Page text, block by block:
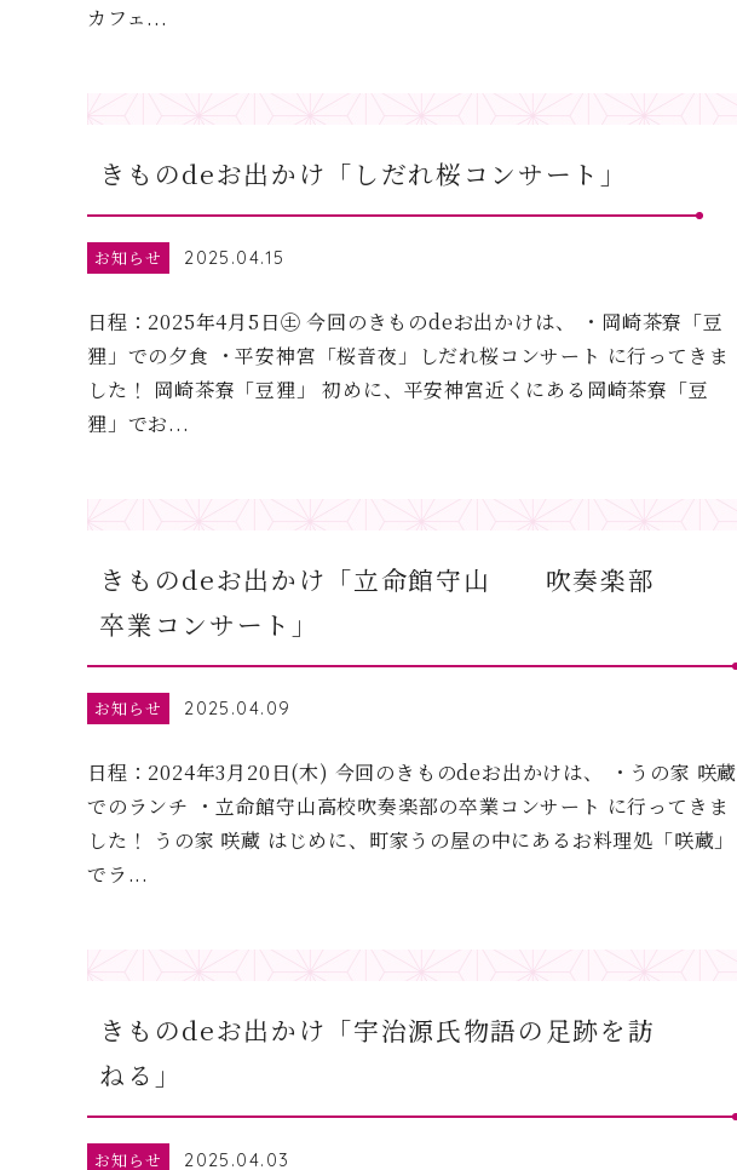
カフェ...
きものdeお出かけ「しだれ桜コンサート」
お知らせ 2025.04.15
日程：2025年4月5日㊏ 今回のきものdeお出かけは、 ・岡崎茶寮「豆
狸」での夕食 ・平安神宮「桜音夜」しだれ桜コンサート に行ってきま
した！ 岡崎茶寮「豆狸」 初めに、平安神宮近くにある岡崎茶寮「豆
狸」でお...
きものdeお出かけ「立命館守山 吹奏楽部
卒業コンサート」
お知らせ 2025.04.09
日程：2024年3月20日(木) 今回のきものdeお出かけは、 ・うの家 咲蔵
でのランチ ・立命館守山高校吹奏楽部の卒業コンサート に行ってきま
した！ うの家 咲蔵 はじめに、町家うの屋の中にあるお料理処「咲蔵」
でラ...
きものdeお出かけ「宇治源氏物語の足跡を訪
ねる」
お知らせ 2025.04.03